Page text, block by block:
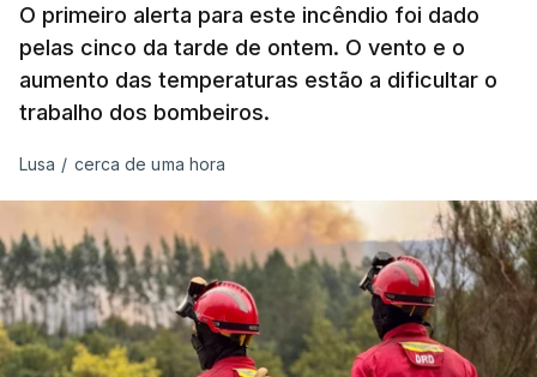
ERRO100
ESTE CONTEÚDO ESTÁ NESTE
MOMENTO INDISPONÍVEL
O Chega considerou "de uma enorme gravidade" a
O primeiro alerta para este incêndio foi dado
pelas cinco da tarde de ontem. O vento e o
aumento das temperaturas estão a dificultar o
trabalho dos bombeiros.
Lusa / cerca de uma hora